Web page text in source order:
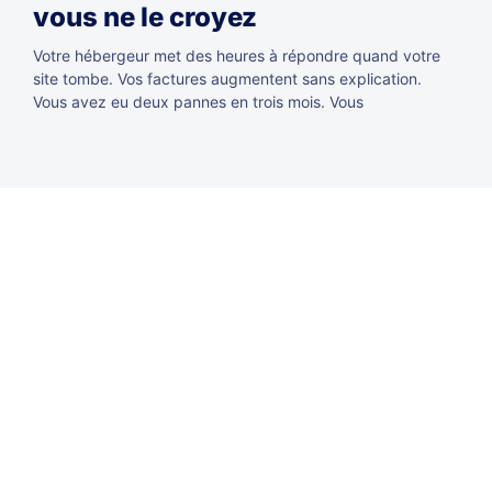
vous ne le croyez
Votre hébergeur met des heures à répondre quand votre
site tombe. Vos factures augmentent sans explication.
Vous avez eu deux pannes en trois mois. Vous